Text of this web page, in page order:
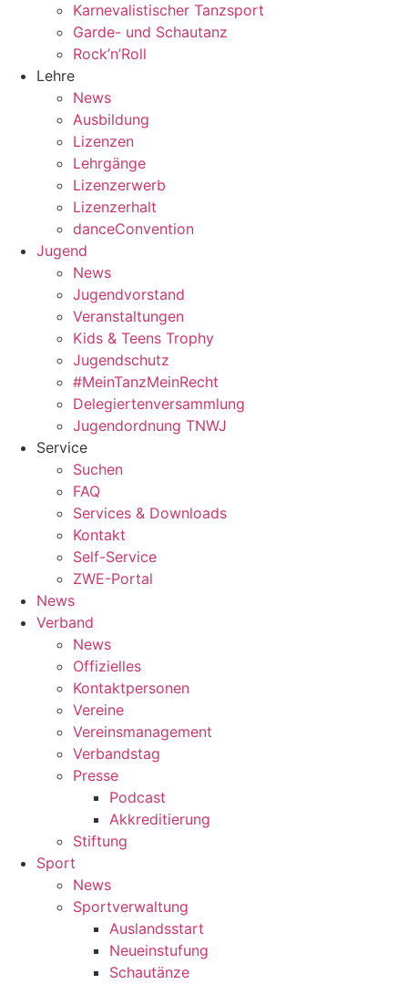
Karnevalistischer Tanzsport
Garde- und Schautanz
Rock’n’Roll
Lehre
News
Ausbildung
Lizenzen
Lehrgänge
Lizenzerwerb
Lizenzerhalt
danceConvention
Jugend
News
Jugendvorstand
Veranstaltungen
Kids & Teens Trophy
Jugendschutz
#MeinTanzMeinRecht
Delegiertenversammlung
Jugendordnung TNWJ
Service
Suchen
FAQ
Services & Downloads
Kontakt
Self-Service
ZWE-Portal
News
Verband
News
Offizielles
Kontaktpersonen
Vereine
Vereinsmanagement
Verbandstag
Presse
Podcast
Akkreditierung
Stiftung
Sport
News
Sportverwaltung
Auslandsstart
Neueinstufung
Schautänze